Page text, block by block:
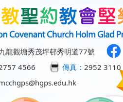
龍觀塘秀茂坪邨秀明道77號
4566 傳真： 2952 3110